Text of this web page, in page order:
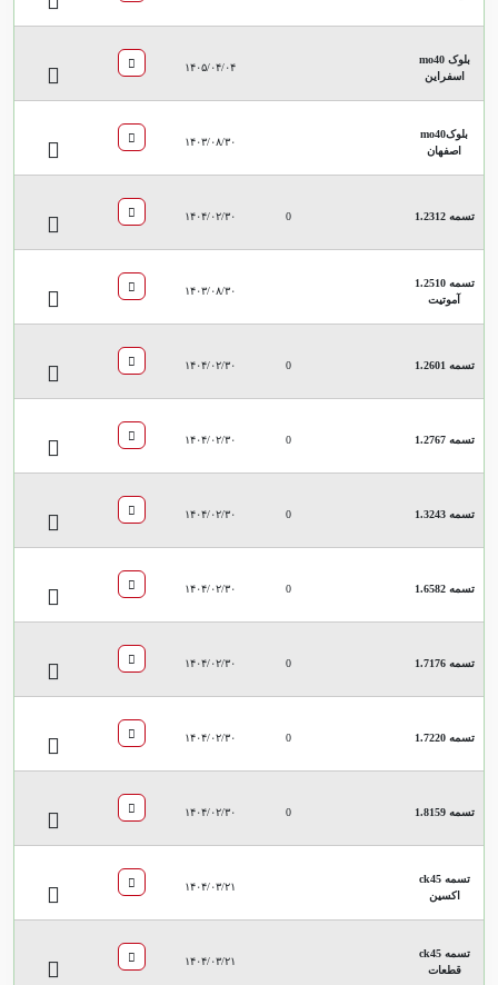
بلوک mo40
اسفراین
۱۴۰۵/۰۴/۰۴
بلوکmo40
اصفهان
۱۴۰۳/۰۸/۳۰
تسمه 1.2312 0 ۱۴۰۴/۰۲/۳۰
تسمه 1.2510
آموتیت
۱۴۰۳/۰۸/۳۰
تسمه 1.2601 0 ۱۴۰۴/۰۲/۳۰
تسمه 1.2767 0 ۱۴۰۴/۰۲/۳۰
تسمه 1.3243 0 ۱۴۰۴/۰۲/۳۰
تسمه 1.6582 0 ۱۴۰۴/۰۲/۳۰
تسمه 1.7176 0 ۱۴۰۴/۰۲/۳۰
تسمه 1.7220 0 ۱۴۰۴/۰۲/۳۰
تسمه 1.8159 0 ۱۴۰۴/۰۲/۳۰
تسمه ck45
اکسین
۱۴۰۴/۰۳/۲۱
تسمه ck45
قطعات
۱۴۰۴/۰۳/۲۱